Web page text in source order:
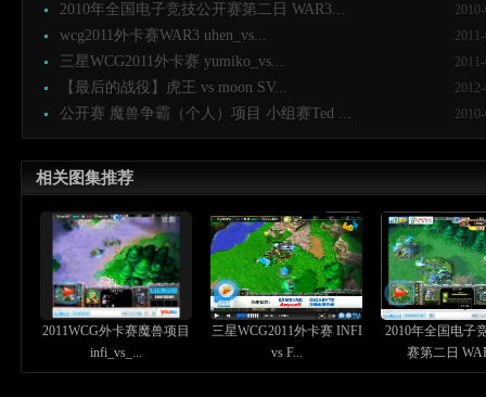
2010年全国电子竞技公开赛第二日 WAR3...
wcg2011外卡赛WAR3 uhen_vs...
三星WCG2011外卡赛 yumiko_vs...
【最后的战役】虎王 vs moon SV...
公开赛 魔兽争霸（个人）项目 小组赛Ted ...
相关图集推荐
2011WCG外卡赛魔兽项目
infi_vs_...
三星WCG2011外卡赛 INFI
vs F...
2010年全国电子
赛第二日